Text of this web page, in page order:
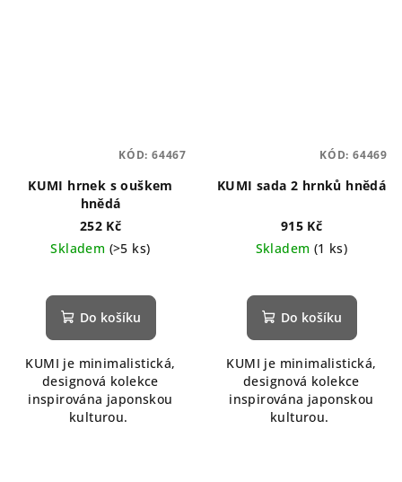
KUMI hrnek s ouškem
hnědá
252 Kč
Skladem (>5 ks)
Do košíku
KUMI je minimalistická,
designová kolekce
inspirována japonskou
kulturou.
KÓD: 64467
KUMI sada 2 hrnků hnědá
915 Kč
Skladem (1 ks)
Do košíku
KUMI je minimalistická,
designová kolekce
inspirována japonskou
kulturou.
KÓD: 64469